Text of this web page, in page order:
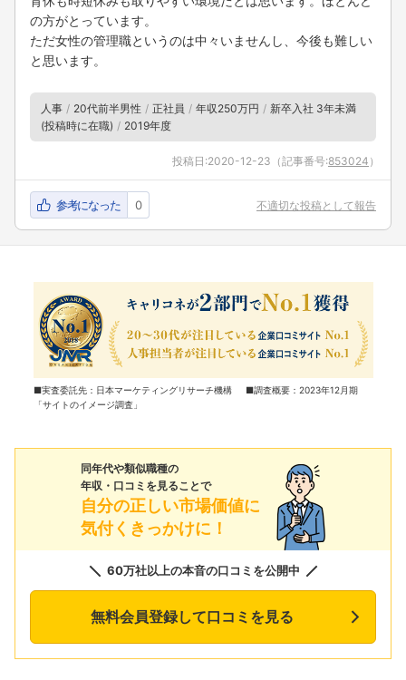
の方がとっています。
ただ女性の管理職というのは中々いませんし、今後も難しい
と思います。
人事 20代前半男性 正社員 年収250万円
新卒入社 3年未満
(投稿時に在職)
2019年度
投稿日:2020-12-23 （記事番号:853024 ）
参考になった 0 不適切な投稿として報告
■実査委託先：日本マーケティングリサーチ機構 ■調査概要：2023年12月期
「サイトのイメージ調査」
同年代や類似職種の
年収・口コミを見ることで
自分の正しい市場価値に
気付くきっかけに！
60万社以上の本音の口コミを公開中
無料会員登録して口コミを見る